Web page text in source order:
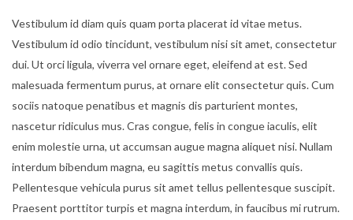
Vestibulum id diam quis quam porta placerat id vitae metus.
Vestibulum id odio tincidunt, vestibulum nisi sit amet, consectetur
dui. Ut orci ligula, viverra vel ornare eget, eleifend at est. Sed
malesuada fermentum purus, at ornare elit consectetur quis. Cum
sociis natoque penatibus et magnis dis parturient montes,
nascetur ridiculus mus. Cras congue, felis in congue iaculis, elit
enim molestie urna, ut accumsan augue magna aliquet nisi. Nullam
interdum bibendum magna, eu sagittis metus convallis quis.
Pellentesque vehicula purus sit amet tellus pellentesque suscipit.
Praesent porttitor turpis et magna interdum, in faucibus mi rutrum.